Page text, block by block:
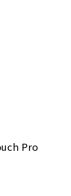
Pro